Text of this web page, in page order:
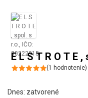
E L S T R O T E
(1 hodnotenie)
Dnes: zatvorené